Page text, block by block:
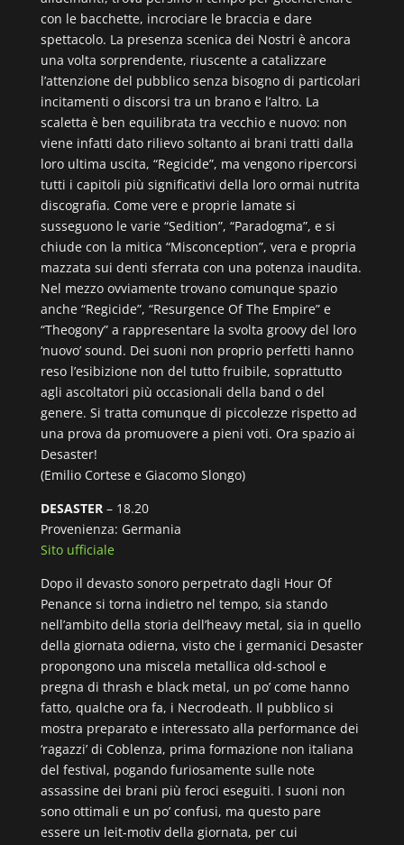
con le bacchette, incrociare le braccia e dare
spettacolo. La presenza scenica dei Nostri è ancora
una volta sorprendente, riuscente a catalizzare
l’attenzione del pubblico senza bisogno di particolari
incitamenti o discorsi tra un brano e l’altro. La
scaletta è ben equilibrata tra vecchio e nuovo: non
viene infatti dato rilievo soltanto ai brani tratti dalla
loro ultima uscita, “Regicide”, ma vengono ripercorsi
tutti i capitoli più significativi della loro ormai nutrita
discografia. Come vere e proprie lamate si
susseguono le varie “Sedition”, “Paradogma”, e si
chiude con la mitica “Misconception”, vera e propria
mazzata sui denti sferrata con una potenza inaudita.
Nel mezzo ovviamente trovano comunque spazio
anche “Regicide”, “Resurgence Of The Empire” e
“Theogony” a rappresentare la svolta groovy del loro
‘nuovo’ sound. Dei suoni non proprio perfetti hanno
reso l’esibizione non del tutto fruibile, soprattutto
agli ascoltatori più occasionali della band o del
genere. Si tratta comunque di piccolezze rispetto ad
una prova da promuovere a pieni voti. Ora spazio ai
Desaster!
(Emilio Cortese e Giacomo Slongo)
DESASTER– 18.20
Provenienza: Germania
Sito ufficiale
Dopo il devasto sonoro perpetrato dagli Hour Of
Penance si torna indietro nel tempo, sia stando
nell’ambito della storia dell’heavy metal, sia in quello
della giornata odierna, visto che i germanici Desaster
propongono una miscela metallica old-school e
pregna di thrash e black metal, un po’ come hanno
fatto, qualche ora fa, i Necrodeath. Il pubblico si
mostra preparato e interessato alla performance dei
‘ragazzi’ di Coblenza, prima formazione non italiana
del festival, pogando furiosamente sulle note
assassine dei brani più feroci eseguiti. I suoni non
sono ottimali e un po’ confusi, ma questo pare
essere un leit-motiv della giornata, per cui